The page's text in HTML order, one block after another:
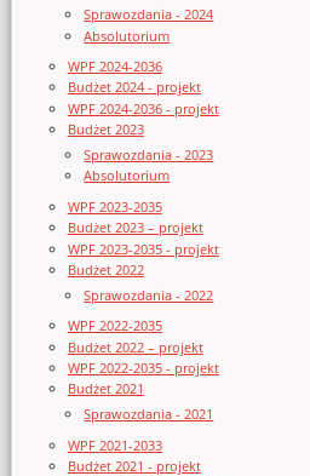
Sprawozdania - 2024
Absolutorium
WPF 2024-2036
Budżet 2024 - projekt
WPF 2024-2036 - projekt
Budżet 2023
Sprawozdania - 2023
Absolutorium
WPF 2023-2035
Budżet 2023 – projekt
WPF 2023-2035 - projekt
Budżet 2022
Sprawozdania - 2022
WPF 2022-2035
Budżet 2022 – projekt
WPF 2022-2035 - projekt
Budżet 2021
Sprawozdania - 2021
WPF 2021-2033
Budżet 2021 - projekt